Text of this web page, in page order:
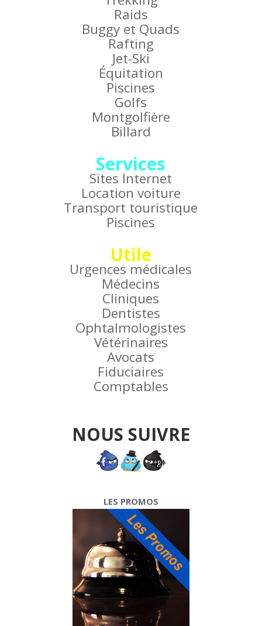
Raids
Buggy et Quads
Rafting
Jet-Ski
Équitation
Piscines
Golfs
Montgolfière
Billard
Services
Sites Internet
Location voiture
Transport touristique
Piscines
Utile
Urgences médicales
Médecins
Cliniques
Dentistes
Ophtalmologistes
Vétérinaires
Avocats
Fiduciaires
Comptables
NOUS SUIVRE
LES PROMOS